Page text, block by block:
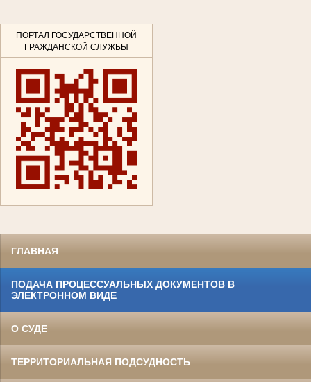
ПОРТАЛ ГОСУДАРСТВЕННОЙ
ГРАЖДАНСКОЙ СЛУЖБЫ
ГЛАВНАЯ
ПОДАЧА ПРОЦЕССУАЛЬНЫХ ДОКУМЕНТОВ В
ЭЛЕКТРОННОМ ВИДЕ
О СУДЕ
ТЕРРИТОРИАЛЬНАЯ ПОДСУДНОСТЬ